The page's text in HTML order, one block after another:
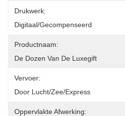
Drukwerk:
Digitaal/Gecompenseerd
Productnaam:
De Dozen Van De Luxegift
Vervoer:
Door Lucht/zee/express
Oppervlakte Afwerking: